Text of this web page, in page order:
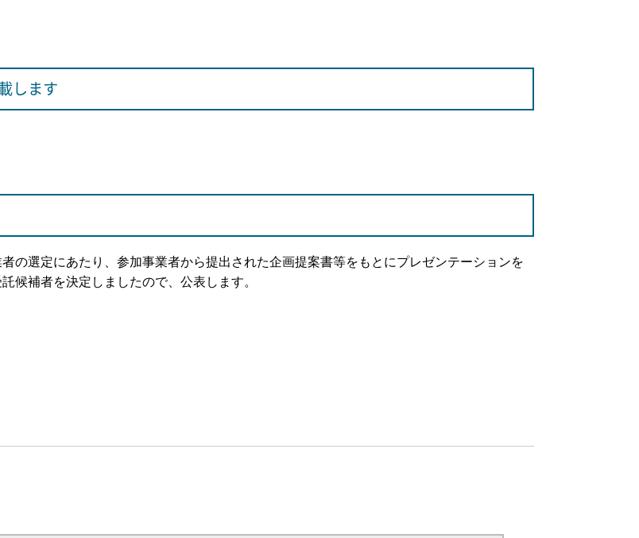
します
の選定にあたり、参加事業者から提出された企画提案書等をもとにプレゼンテーションを
候補者を決定しましたので、公表します。